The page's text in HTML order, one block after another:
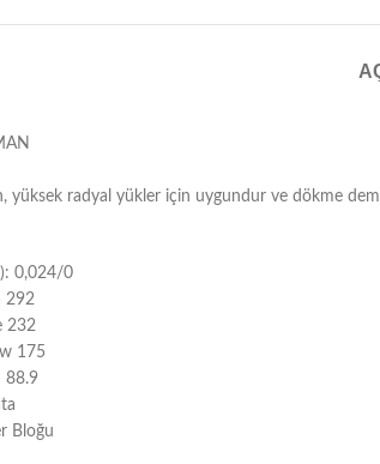
yüksek radyal yükler için uygundur ve dökme
0,024/0
292
232
175
88.9
Bloğu